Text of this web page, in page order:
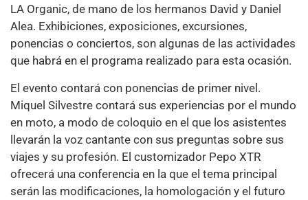
LA Organic, de mano de los hermanos David y Daniel
Alea. Exhibiciones, exposiciones, excursiones,
ponencias o conciertos, son algunas de las actividades
que habrá en el programa realizado para esta ocasión.
El evento contará con ponencias de primer nivel.
Miquel Silvestre contará sus experiencias por el mundo
en moto, a modo de coloquio en el que los asistentes
llevarán la voz cantante con sus preguntas sobre sus
viajes y su profesión. El customizador Pepo XTR
ofrecerá una conferencia en la que el tema principal
serán las modificaciones, la homologación y el futuro